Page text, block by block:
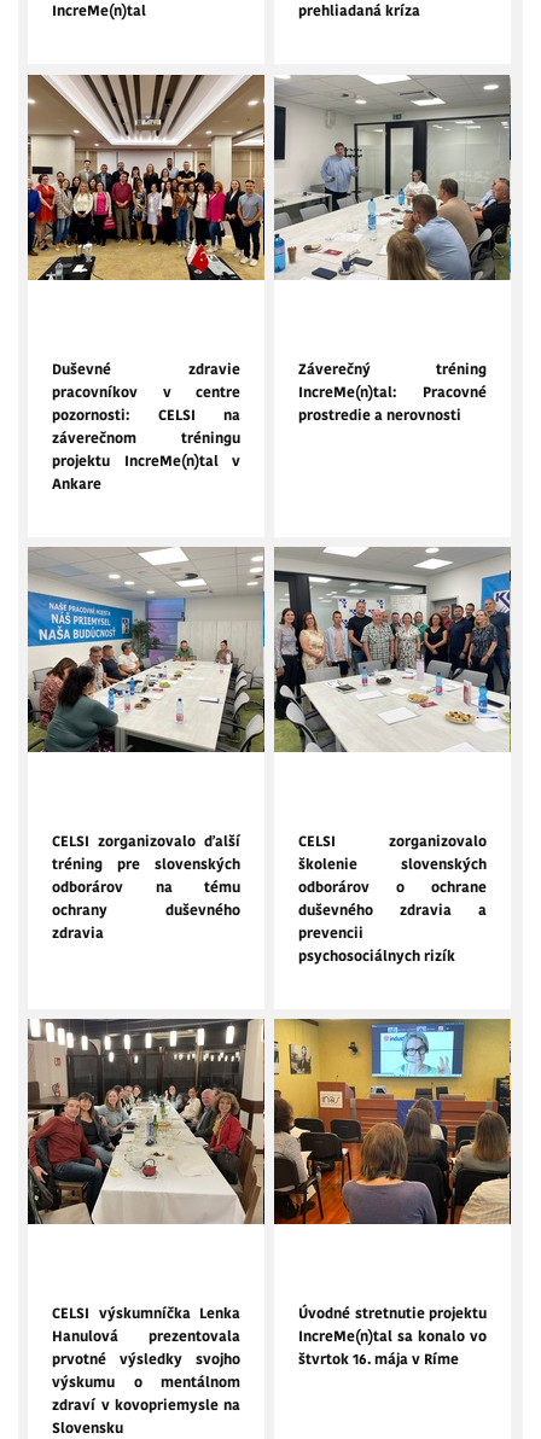
IncreMe(n)tal prehliadaná kríza
Duševné zdravie
pracovníkov v centre
pozornosti: CELSI na
záverečnom tréningu
projektu IncreMe(n)tal v
Ankare
Záverečný tréning
IncreMe(n)tal: Pracovné
prostredie a nerovnosti
CELSI zorganizovalo ďalší
tréning pre slovenských
odborárov na tému
ochrany duševného
zdravia
CELSI zorganizovalo
školenie slovenských
odborárov o ochrane
duševného zdravia a
prevencii
psychosociálnych rizík
CELSI výskumníčka Lenka
Hanulová prezentovala
prvotné výsledky svojho
výskumu o mentálnom
zdraví v kovopriemysle na
Slovensku
Úvodné stretnutie projektu
IncreMe(n)tal sa konalo vo
štvrtok 16. mája v Ríme